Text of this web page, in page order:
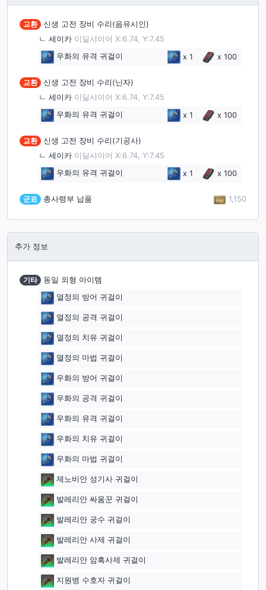
교환
신생 고전 장비 수리(음유시인)
ㄴ 세이카 이딜샤이어 X:6.74, Y:7.45
우화의 유격 귀걸이
x 1 x 100
교환
신생 고전 장비 수리(닌자)
ㄴ 세이카 이딜샤이어 X:6.74, Y:7.45
우화의 유격 귀걸이
x 1 x 100
교환
신생 고전 장비 수리(기공사)
ㄴ 세이카 이딜샤이어 X:6.74, Y:7.45
우화의 유격 귀걸이
x 1 x 100
군표 총사령부 납품 1,150
추가 정보
기타
동일 외형 아이템
열정의 방어 귀걸이
열정의 공격 귀걸이
열정의 치유 귀걸이
열정의 마법 귀걸이
우화의 방어 귀걸이
우화의 공격 귀걸이
우화의 유격 귀걸이
우화의 치유 귀걸이
우화의 마법 귀걸이
제노비안 성기사 귀걸이
발레리안 싸움꾼 귀걸이
발레리안 궁수 귀걸이
발레리안 사제 귀걸이
발레리안 암흑사제 귀걸이
지원병 수호자 귀걸이